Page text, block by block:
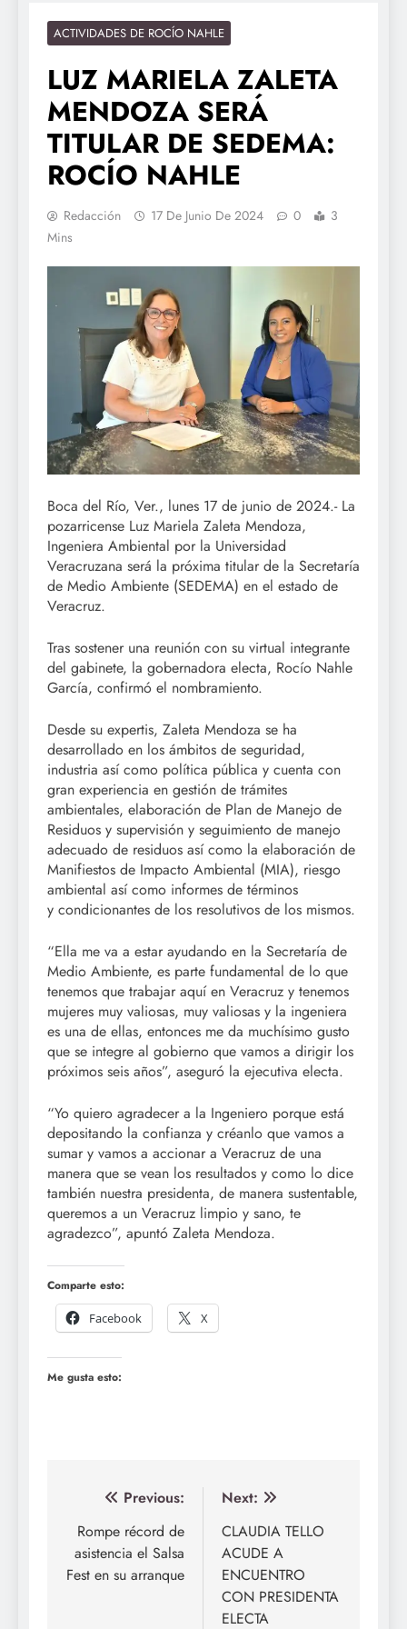
ACTIVIDADES DE ROCÍO NAHLE
LUZ MARIELA ZALETA
MENDOZA SERÁ
TITULAR DE SEDEMA:
ROCÍO NAHLE
Redacción 17 De Junio De 2024 0
3
Mins
Boca del Río, Ver., lunes 17 de junio de 2024.- La
pozarricense Luz Mariela Zaleta Mendoza,
Ingeniera Ambiental por la Universidad
Veracruzana será la próxima titular de la Secretaría
de Medio Ambiente (SEDEMA) en el estado de
Veracruz.
Tras sostener una reunión con su virtual integrante
del gabinete, la gobernadora electa, Rocío Nahle
García, confirmó el nombramiento.
Desde su expertis, Zaleta Mendoza se ha
desarrollado en los ámbitos de seguridad,
industria así como política pública y cuenta con
gran experiencia en gestión de trámites
ambientales, elaboración de Plan de Manejo de
Residuos y supervisión y seguimiento de manejo
adecuado de residuos así como la elaboración de
Manifiestos de Impacto Ambiental (MIA), riesgo
ambiental así como informes de términos
y condicionantes de los resolutivos de los mismos.
“Ella me va a estar ayudando en la Secretaría de
Medio Ambiente, es parte fundamental de lo que
tenemos que trabajar aquí en Veracruz y tenemos
mujeres muy valiosas, muy valiosas y la ingeniera
es una de ellas, entonces me da muchísimo gusto
que se integre al gobierno que vamos a dirigir los
próximos seis años”, aseguró la ejecutiva electa.
“Yo quiero agradecer a la Ingeniero porque está
depositando la confianza y créanlo que vamos a
sumar y vamos a accionar a Veracruz de una
manera que se vean los resultados y como lo dice
también nuestra presidenta, de manera sustentable,
queremos a un Veracruz limpio y sano, te
agradezco”, apuntó Zaleta Mendoza.
Comparte esto:
Facebook
X
Me gusta esto:
Navegación
de
entradas
Previous:
Rompe récord de
asistencia el Salsa
Fest en su arranque
Next:
CLAUDIA TELLO
ACUDE A
ENCUENTRO
CON PRESIDENTA
ELECTA